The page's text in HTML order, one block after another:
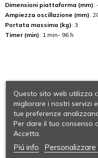
Dimensioni piattaforma (mm):
Ampiezza oscillazione (mm):
Portata massima (kg): 3
Timer (min): 1 min- 96 h
Questo sito web utilizza
migliorare i nostri servizi
tue preferenze
Per dare il tuo consenso
Accetta.
Piú info Personalizzare